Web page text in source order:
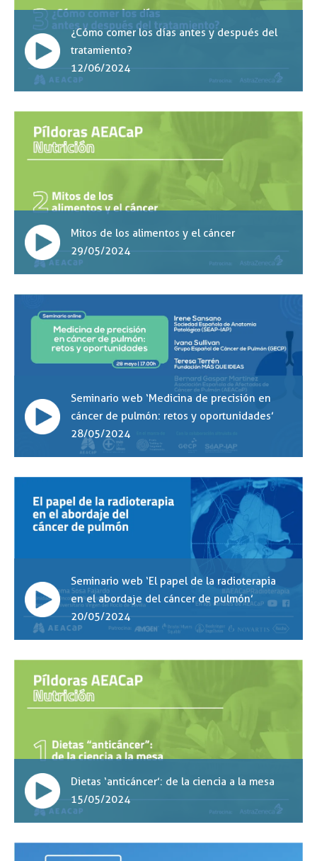
¿Cómo comer los días antes y después del
tratamiento?
12/06/2024
Mitos de los alimentos y el cáncer
29/05/2024
Seminario web ‘Medicina de precisión en
cáncer de pulmón: retos y oportunidades’
28/05/2024
Seminario web ‘El papel de la radioterapia
en el abordaje del cáncer de pulmón’
20/05/2024
Dietas ‘anticáncer’: de la ciencia a la mesa
15/05/2024